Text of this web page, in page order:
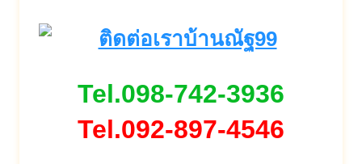
Tel.098-742-3936
Tel.092-897-4546